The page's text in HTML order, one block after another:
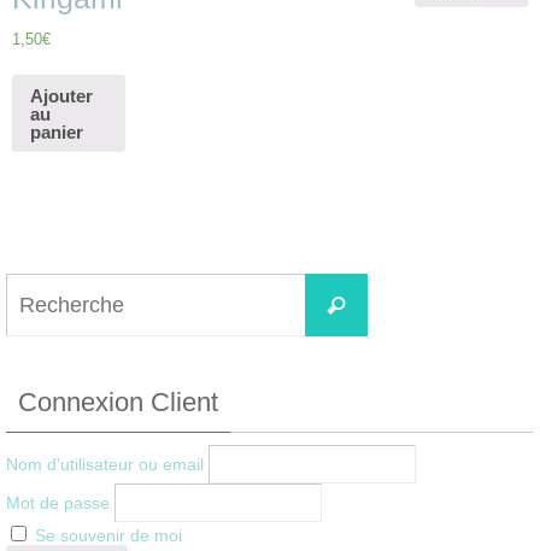
1,50€
Ajouter
au
panier
Recherche
Connexion Client
Nom d'utilisateur ou email
Mot de passe
Se souvenir de moi